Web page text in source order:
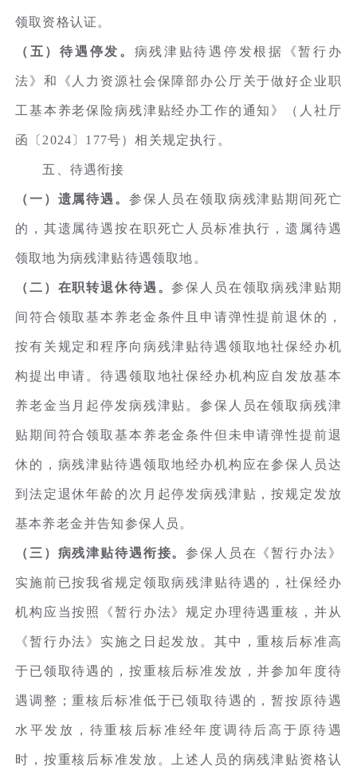
领取资格认证。
（五）待遇停发。 病残津贴待遇停发根据《暂行办
法》和《人力资源社会保障部办公厅关于做好企业职
工基本养老保险病残津贴经办工作的通知》（人社厅
函〔2024〕177号）相关规定执行。
五、待遇衔接
（一）遗属待遇。 参保人员在领取病残津贴期间死亡
的，其遗属待遇按在职死亡人员标准执行，遗属待遇
领取地为病残津贴待遇领取地。
（二）在职转退休待遇。参保人员在领取病残津贴期
间符合领取基本养老金条件且申请弹性提前退休的，
按有关规定和程序向病残津贴待遇领取地社保经办机
构提出申请。待遇领取地社保经办机构应自发放基本
养老金当月起停发病残津贴。参保人员在领取病残津
贴期间符合领取基本养老金条件但未申请弹性提前退
休的，病残津贴待遇领取地经办机构应在参保人员达
到法定退休年龄的次月起停发病残津贴，按规定发放
基本养老金并告知参保人员。
（三）病残津贴待遇衔接。参保人员在《暂行办法》
实施前已按我省规定领取病残津贴待遇的，社保经办
机构应当按照《暂行办法》规定办理待遇重核，并从
《暂行办法》实施之日起发放。其中，重核后标准高
于已领取待遇的，按重核后标准发放，并参加年度待
遇调整；重核后标准低于已领取待遇的，暂按原待遇
水平发放，待重核后标准经年度调待后高于原待遇
时，按重核后标准发放。上述人员的病残津贴资格认